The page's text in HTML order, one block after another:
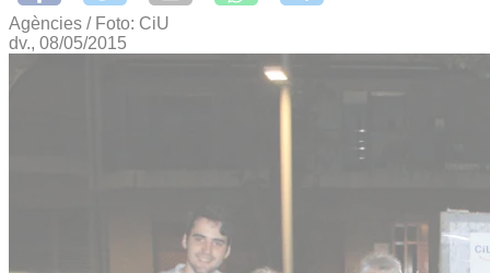
Agències / Foto: CiU
dv., 08/05/2015